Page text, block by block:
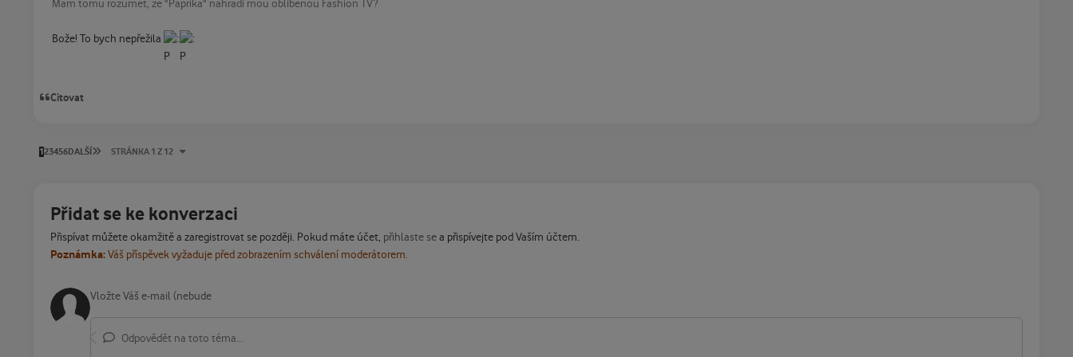
Mam tomu rozumet, ze "Paprika" nahradi mou oblibenou Fashion TV?
Bože! To bych nepřežila
Citovat
123456DALŠÍ POSLEDNÍ STRÁNKA
STRÁNKA 1 Z 12
Přidat se ke konverzaci
Přispívat můžete okamžitě a zaregistrovat se později. Pokud máte účet, přihlaste sea přispívejte pod Vaším účtem.
Poznámka:Váš příspěvek vyžaduje před zobrazením schválení moderátorem.
Odpovědět na toto téma...